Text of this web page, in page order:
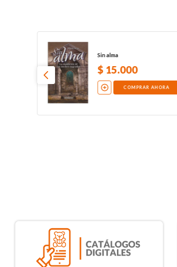
Sin alma
$ 15.000
COMPRAR AHORA